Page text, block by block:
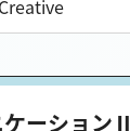
Creative
ーションⅡ